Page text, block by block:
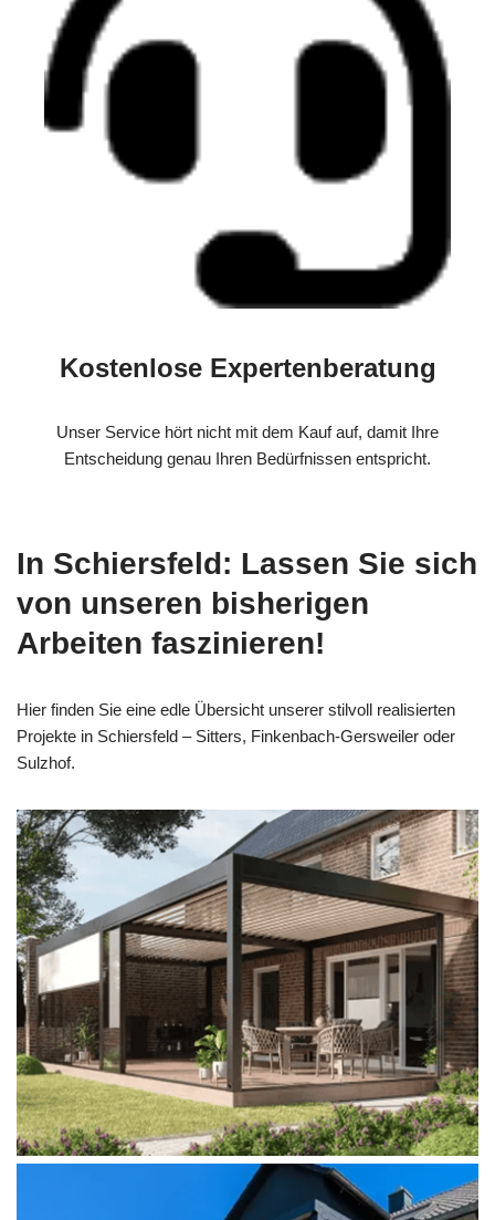
Kostenlose Expertenberatung
Unser Service hört nicht mit dem Kauf auf, damit Ihre
Entscheidung genau Ihren Bedürfnissen entspricht.
In Schiersfeld: Lassen Sie sich
von unseren bisherigen
Arbeiten faszinieren!
Hier finden Sie eine edle Übersicht unserer stilvoll realisierten
Projekte in Schiersfeld – Sitters, Finkenbach-Gersweiler oder
Sulzhof.